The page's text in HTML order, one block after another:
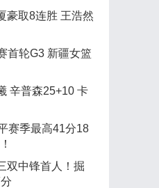
豪取8连胜 王浩然
首轮G3 新疆女篮
辛普森25+10 卡
赛季最高41分18
双中锋首人！掘